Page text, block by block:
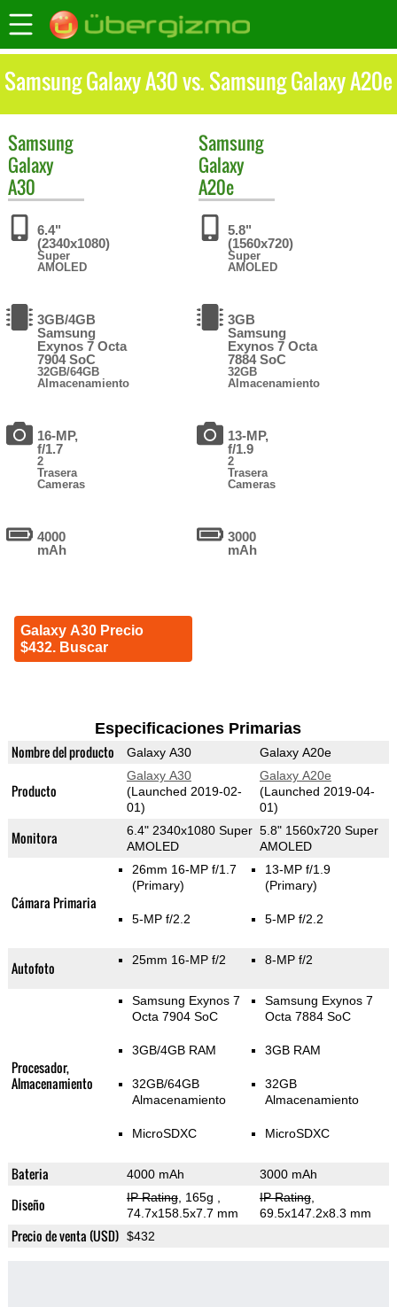
Samsung Galaxy A30 vs. Samsung Galaxy A20e
Samsung
Galaxy
A30
6.4"
(2340x1080)
Super
AMOLED
3GB/4GB
Samsung
Exynos 7 Octa
7904 SoC
32GB/64GB
Almacenamiento
16-MP,
f/1.7
2
Trasera
Cameras
4000
mAh
Galaxy A30 Precio
$432. Buscar
Samsung
Galaxy
A20e
5.8"
(1560x720)
Super
AMOLED
3GB
Samsung
Exynos 7 Octa
7884 SoC
32GB
Almacenamiento
13-MP,
f/1.9
2
Trasera
Cameras
3000
mAh
Especificaciones Primarias
Nombre del producto Galaxy A30 Galaxy A20e
Producto
Galaxy A30
(Launched 2019-02-
01)
Galaxy A20e
(Launched 2019-04-
01)
Monitora
6.4" 2340x1080 Super
AMOLED
5.8" 1560x720 Super
AMOLED
Cámara Primaria
26mm 16-MP f/1.7
(Primary)
5-MP f/2.2
13-MP f/1.9
(Primary)
5-MP f/2.2
Autofoto 25mm 16-MP f/2 8-MP f/2
Procesador,
Almacenamiento
Samsung Exynos 7
Octa 7904 SoC
3GB/4GB RAM
32GB/64GB
Almacenamiento
MicroSDXC
Samsung Exynos 7
Octa 7884 SoC
3GB RAM
32GB
Almacenamiento
MicroSDXC
Bateria 4000 mAh 3000 mAh
Diseño IP Rating, 165g
74.7x158.5x7.7 mm
IP Rating,
69.5x147.2x8.3 mm
Precio de venta (USD) $432